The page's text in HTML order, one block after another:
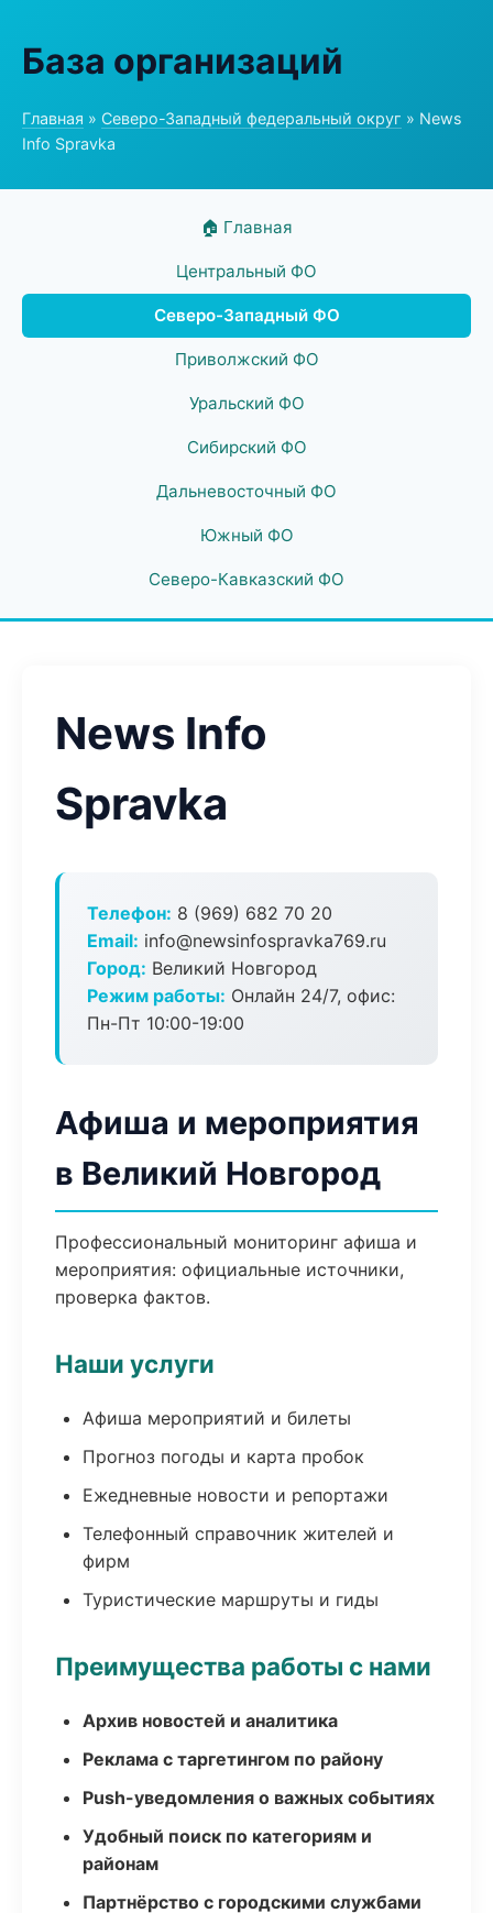
База организаций
Главная » Северо-Западный федеральный округ » News
Info Spravka
🏠 Главная
Центральный ФО
Северо-Западный ФО
Приволжский ФО
Уральский ФО
Сибирский ФО
Дальневосточный ФО
Южный ФО
Северо-Кавказский ФО
News Info
Spravka
Телефон: 8 (969) 682 70 20
Email: info@newsinfospravka769.ru
Город: Великий Новгород
Режим работы: Онлайн 24/7, офис:
Пн-Пт 10:00-19:00
Афиша и мероприятия
в Великий Новгород
Профессиональный мониторинг афиша и
мероприятия: официальные источники,
проверка фактов.
Наши услуги
Афиша мероприятий и билеты
Прогноз погоды и карта пробок
Ежедневные новости и репортажи
Телефонный справочник жителей и
фирм
Туристические маршруты и гиды
Преимущества работы с нами
Архив новостей и аналитика
Реклама с таргетингом по району
Push-уведомления о важных событиях
Удобный поиск по категориям и
районам
Партнёрство с городскими службами